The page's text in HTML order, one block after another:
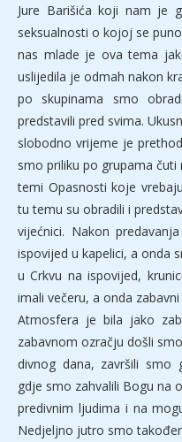
Jure Barišića koji nam je
seksualnosti o kojoj se
nas mlade je ova tema
uslijedila je odmah nakon
po skupinama smo
predstavili pred svima.
slobodno vrijeme je
smo priliku po grupama čuti
temi Opasnosti koje
tu temu su obradili i
vijećnici. Nakon
ispovijed u kapelici, a onda
u Crkvu na ispovijed,
imali večeru, a onda
Atmosfera je bila jako
zabavnom ozračju došli
divnog dana, završili smo
gdje smo zahvalili Bogu na
predivnim ljudima i na
Nedjeljno jutro smo